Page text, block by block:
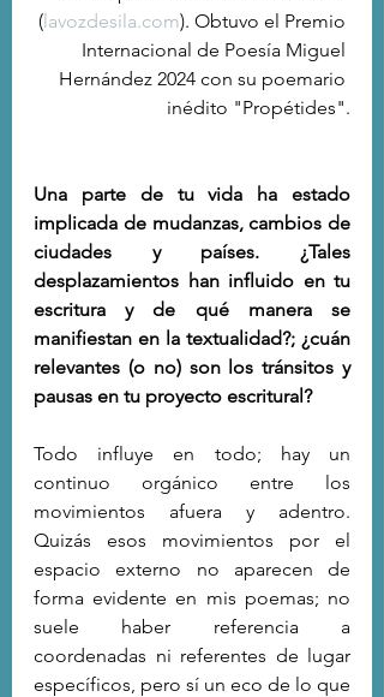
(lavozdesila.com). Obtuvo el Premio
Internacional de Poesía Miguel
Hernández 2024 con su poemario
inédito "Propétides".
Una parte de tu vida ha estado
implicada de mudanzas, cambios de
ciudades y países. ¿Tales
desplazamientos han influido en tu
escritura y de qué manera se
manifiestan en la textualidad?; ¿cuán
relevantes (o no) son los tránsitos y
pausas en tu proyecto escritural?
Todo influye en todo; hay un
continuo orgánico entre los
movimientos afuera y adentro.
Quizás esos movimientos por el
espacio externo no aparecen de
forma evidente en mis poemas; no
suele haber referencia a
coordenadas ni referentes de lugar
específicos, pero sí un eco de lo que